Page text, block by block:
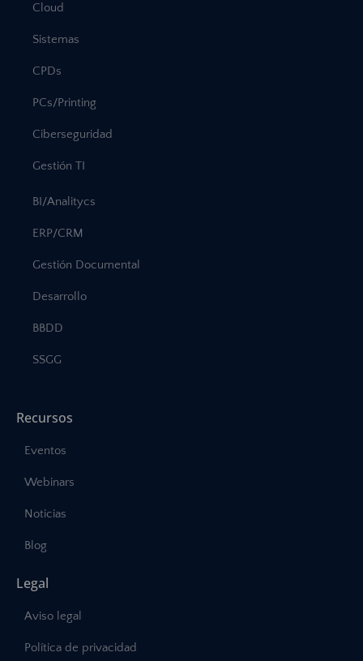
Cloud
Sistemas
CPDs
PCs/Printing
Ciberseguridad
Gestión TI
BI/Analitycs
ERP/CRM
Gestión Documental
Desarrollo
BBDD
SSGG
Recursos
Eventos
Webinars
Noticias
Blog
Legal
Aviso legal
Política de privacidad